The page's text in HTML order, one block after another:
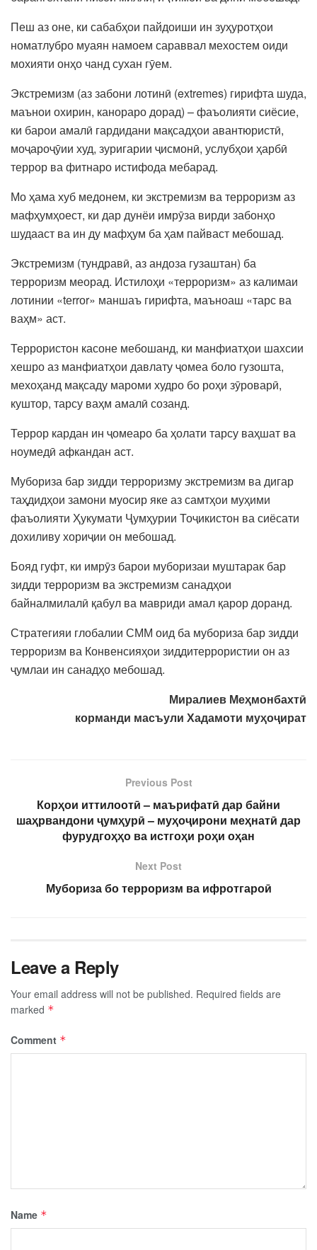
Пеш аз оне, ки сабабҳои пайдоиши ин зуҳуротҳои
номатлубро муаян намоем сараввал мехостем оиди
мохияти онҳо чанд сухан гӯем.
Экстремизм (аз забони лотинӣ (extremes) гирифта шуда,
маънои охирин, канораро дорад) – фаъолияти сиёсие,
ки барои амалӣ гардидани мақсадҳои авантюристӣ,
моҷароҷӯии худ, зуригарии ҷисмонӣ, услубҳои ҳарбӣ
террор ва фитнаро истифода мебарад.
Мо ҳама хуб медонем, ки экстремизм ва терроризм аз
мафҳумҳоест, ки дар дунёи имрӯза вирди забонҳо
шудааст ва ин ду мафҳум ба ҳам пайваст мебошад.
Экстремизм (тундравӣ, аз андоза гузаштан) ба
терроризм меорад. Истилоҳи «терроризм» аз калимаи
лотинии «tеrrоr» маншаъ гирифта, маъноаш «тарс ва
ваҳм» аст.
Террористон касоне мебошанд, ки манфиатҳои шахсии
хешро аз манфиатҳои давлату ҷомеа боло гузошта,
мехоҳанд мақсаду мароми худро бо роҳи зӯроварӣ,
куштор, тарсу ваҳм амалӣ созанд.
Террор кардан ин ҷомеаро ба ҳолати тарсу ваҳшат ва
ноумедӣ афкандан аст.
Мубориза бар зидди терроризму экстремизм ва дигар
таҳдидҳои замони муосир яке аз самтҳои муҳими
фаъолияти Ҳукумати Ҷумҳурии Тоҷикистон ва сиёсати
дохиливу хориҷии он мебошад.
Бояд гуфт, ки имрӯз барои муборизаи муштарак бар
зидди терроризм ва экстремизм санадҳои
байналмилалӣ қабул ва мавриди амал қарор доранд.
Стратегияи глобалии СММ оид ба мубориза бар зидди
терроризм ва Конвенсияҳои зиддитеррористии он аз
ҷумлаи ин санадҳо мебошад.
Миралиев Меҳмонбахтӣ
корманди масъули Хадамоти муҳоҷират
Previous Post
Корҳои иттилоотӣ – маърифатӣ дар байни
шаҳрвандони ҷумҳурӣ – муҳоҷирони меҳнатӣ дар
фурудгоҳҳо ва истгоҳи роҳи оҳан
Next Post
Мубориза бо терроризм ва ифротгароӣ
Leave a Reply
Your email address will not be published. Required fields are
marked *
Comment *
Name *